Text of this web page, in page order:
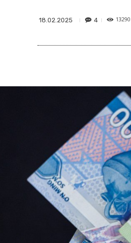
18.02.2025 4 13290